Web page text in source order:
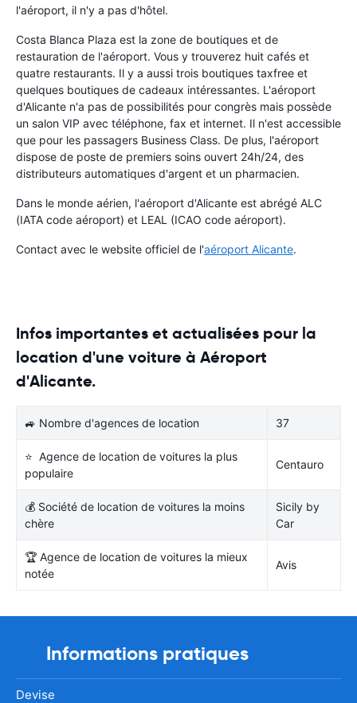
l'aéroport, il n'y a pas d'hôtel.
Costa Blanca Plaza est la zone de boutiques et de
restauration de l'aéroport. Vous y trouverez huit cafés et
quatre restaurants. Il y a aussi trois boutiques taxfree et
quelques boutiques de cadeaux intéressantes. L'aéroport
d'Alicante n'a pas de possibilités pour congrès mais possède
un salon VIP avec téléphone, fax et internet. Il n'est accessible
que pour les passagers Business Class. De plus, l'aéroport
dispose de poste de premiers soins ouvert 24h/24, des
distributeurs automatiques d'argent et un pharmacien.
Dans le monde aérien, l'aéroport d'Alicante est abrégé ALC
(IATA code aéroport) et LEAL (ICAO code aéroport).
Contact avec le website officiel de l'aéroport Alicante.
Infos importantes et actualisées pour la
location d'une voiture à Aéroport
d'Alicante.
🚙 Nombre d'agences de location 37
⭐ Agence de location de voitures la plus
populaire
Centauro
💰 Société de location de voitures la moins
chère
Sicily by
Car
🏆 Agence de location de voitures la mieux
notée
Avis
Informations pratiques
Devise